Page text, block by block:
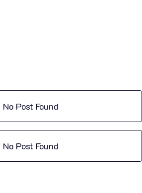
No Post Found
No Post Found